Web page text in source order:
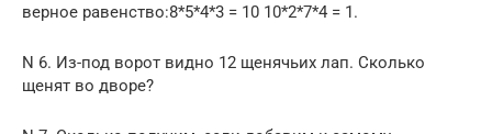
верное равенство:8*5*4*3 = 10 10*2*7*4 = 1.
N 6. Из-под ворот видно 12 щенячьих лап. Сколько
щенят во дворе?